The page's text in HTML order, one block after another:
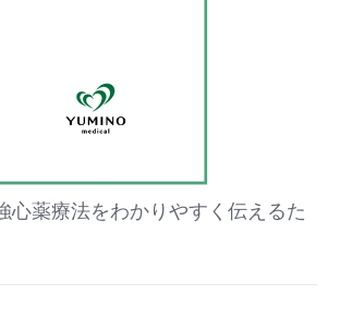
心薬療法をわかりやすく伝えるた